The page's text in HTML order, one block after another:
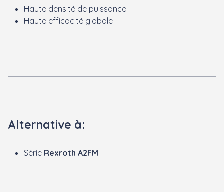
Haute densité de puissance
Haute efficacité globale
Alternative à:
Série Rexroth A2FM